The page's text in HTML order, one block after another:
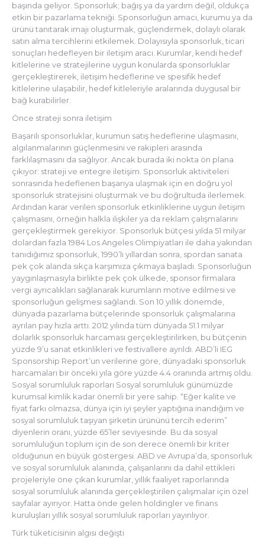
başında geliyor. Sponsorluk; bağış ya da yardım değil, oldukça
etkin bir pazarlama tekniği. Sponsorluğun amacı, kurumu ya da
ürünü tanıtarak imajı oluşturmak, güçlendirmek, dolaylı olarak
satın alma tercihlerini etkilemek. Dolayısıyla sponsorluk, ticari
sonuçları hedefleyen bir iletişim aracı. Kurumlar, kendi hedef
kitlelerine ve stratejilerine uygun konularda sponsorluklar
gerçekleştirerek, iletişim hedeflerine ve spesifik hedef
kitlelerine ulaşabilir, hedef kitleleriyle aralarında duygusal bir
bağ kurabilirler.
Önce strateji sonra iletişim
Başarılı sponsorluklar, kurumun satış hedeflerine ulaşmasını,
algılanmalarının güçlenmesini ve rakipleri arasında
farklılaşmasını da sağlıyor. Ancak burada iki nokta ön plana
çıkıyor: strateji ve entegre iletişim. Sponsorluk aktiviteleri
sonrasında hedeflenen başarıya ulaşmak için en doğru yol
sponsorluk stratejisini oluşturmak ve bu doğrultuda ilerlemek.
Ardından karar verilen sponsorluk etkinliklerine uygun iletişim
çalışmasını, örneğin halkla ilişkiler ya da reklam çalışmalarını
gerçekleştirmek gerekiyor. Sponsorluk bütçesi yılda 51 milyar
dolardan fazla 1984 Los Angeles Olimpiyatları ile daha yakından
tanıdığımız sponsorluk, 1990’lı yıllardan sonra, spordan sanata
pek çok alanda sıkça karşımıza çıkmaya başladı. Sponsorluğun
yaygınlaşmasıyla birlikte pek çok ülkede, sponsor firmalara
vergi ayrıcalıkları sağlanarak kurumların motive edilmesi ve
sponsorluğun gelişmesi sağlandı. Son 10 yıllık dönemde,
dünyada pazarlama bütçelerinde sponsorluk çalışmalarına
ayrılan pay hızla arttı. 2012 yılında tüm dünyada 51.1 milyar
dolarlık sponsorluk harcaması gerçekleştirilirken, bu bütçenin
yüzde 9’u sanat etkinlikleri ve festivallere ayrıldı. ABD’li IEG
Sponsorship Report’un verilerine göre, dünyadaki sponsorluk
harcamaları bir önceki yıla göre yüzde 4.4 oranında artmış oldu.
Sosyal sorumluluk raporları Sosyal sorumluluk günümüzde
kurumsal kimlik kadar önemli bir yere sahip. “Eğer kalite ve
fiyat farkı olmazsa, dünya için iyi şeyler yaptığına inandığım ve
sosyal sorumluluk taşıyan şirketin ürününü tercih ederim”
diyenlerin oranı, yüzde 65’ler seviyesinde. Bu da sosyal
sorumluluğun toplum için de son derece önemli bir kriter
olduğunun en büyük göstergesi. ABD ve Avrupa’da, sponsorluk
ve sosyal sorumluluk alanında, çalışanlarını da dahil ettikleri
projeleriyle öne çıkan kurumlar, yıllık faaliyet raporlarında
sosyal sorumluluk alanında gerçekleştirilen çalışmalar için özel
sayfalar ayırıyor. Hatta önde gelen holdingler ve finans
kuruluşları yıllık sosyal sorumluluk raporları yayınlıyor.
Türk tüketicisinin algısı değişti